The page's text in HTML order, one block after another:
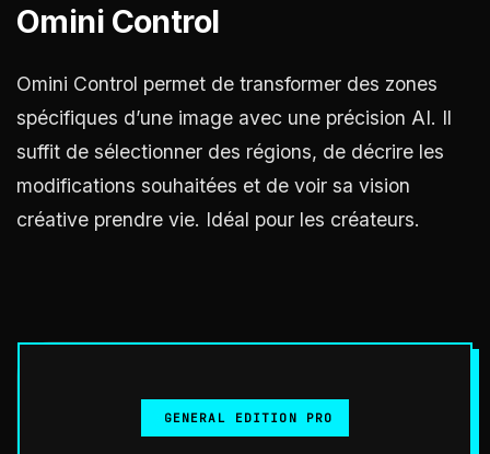
Omini Control
Omini Control permet de transformer des zones
spécifiques d’une image avec une précision AI. Il
suffit de sélectionner des régions, de décrire les
modifications souhaitées et de voir sa vision
créative prendre vie. Idéal pour les créateurs.
GENERAL EDITION PRO